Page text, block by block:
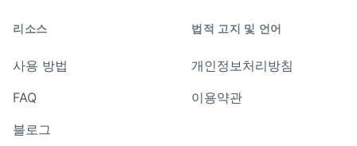
리소스
사용 방법
FAQ
블로그
법적 고지 및 언어
개인정보처리방침
이용약관